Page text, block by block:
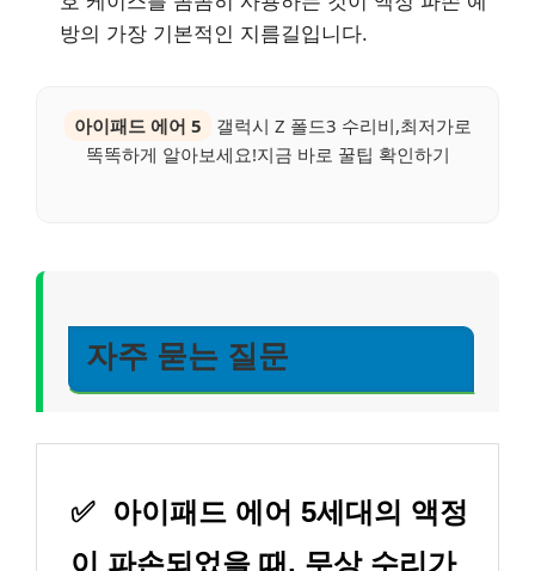
방의 가장 기본적인 지름길입니다.
아이패드 에어 5
갤럭시 Z 폴드3 수리비,최저가로
똑똑하게 알아보세요!지금 바로 꿀팁 확인하기
자주 묻는 질문
✅
아이패드 에어 5세대의 액정
이 파손되었을 때, 무상 수리가